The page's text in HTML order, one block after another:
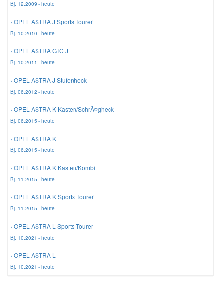
Bj. 12.2009 - heute
› OPEL ASTRA J Sports Tourer
Bj. 10.2010 - heute
› OPEL ASTRA GTC J
Bj. 10.2011 - heute
› OPEL ASTRA J Stufenheck
Bj. 06.2012 - heute
› OPEL ASTRA K Kasten/SchrÃ¤gheck
Bj. 06.2015 - heute
› OPEL ASTRA K
Bj. 06.2015 - heute
› OPEL ASTRA K Kasten/Kombi
Bj. 11.2015 - heute
› OPEL ASTRA K Sports Tourer
Bj. 11.2015 - heute
› OPEL ASTRA L Sports Tourer
Bj. 10.2021 - heute
› OPEL ASTRA L
Bj. 10.2021 - heute